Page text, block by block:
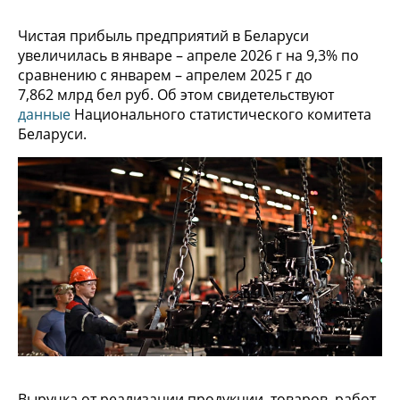
Чистая прибыль предприятий в Беларуси
увеличилась в январе – апреле 2026 г на 9,3% по
сравнению с январем – апрелем 2025 г до
7,862 млрд бел руб. Об этом свидетельствуют
данные Национального статистического комитета
Беларуси.